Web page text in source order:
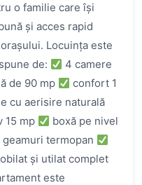
o familie care își
și acces rapid
Locuința este
de:
4 camere
de 90 mp
confort 1
cu aerisire naturală
15 mp
boxă pe nivel
geamuri termopan
și utilat complet
este